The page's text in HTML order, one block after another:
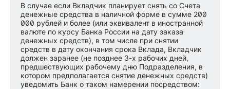
В случае если Вкладчик планирует снять со Счета
денежные средства в наличной форме в сумме 200
000 рублей и более (или эквивалент в иностранной
валюте по курсу Банка России на дату заказа
денежных средств), в том числе при снятии
средств в дату окончания срока Вклада, Вкладчик
должен заранее (не позднее 3-х рабочих дней,
предшествующих рабочему дню Подразделения, в
котором предполагается снятие денежных средств)
уведомить Банк о таком намерении посредством: